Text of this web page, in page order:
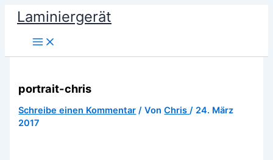
Zum
Inhalt
springen
Laminiergerät
portrait-chris
Schreibe einen Kommentar / VonChris/ 24. März
2017